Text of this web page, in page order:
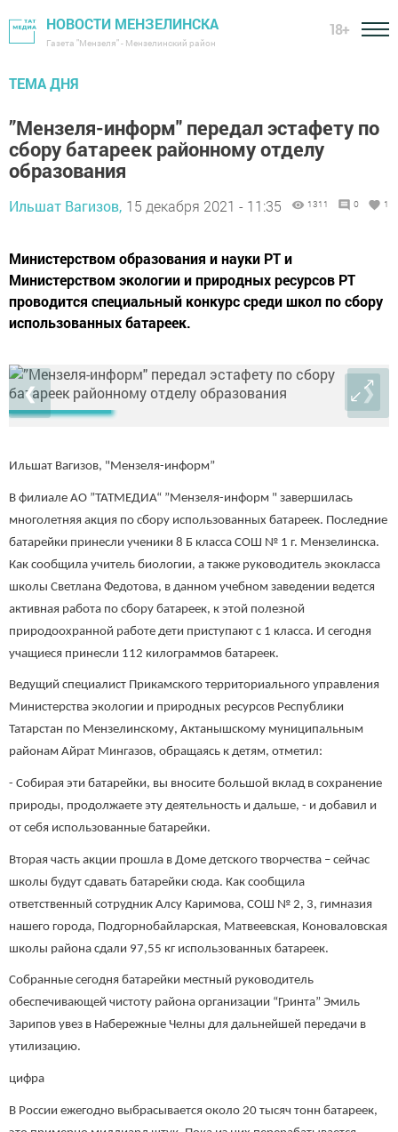
НОВОСТИ МЕНЗЕЛИНСКА
Газета "Мензеля" - Мензелинский район
18+
ТЕМА ДНЯ
”Мензеля-информ" передал эстафету по
сбору батареек районному отделу
образования
Ильшат Вагизов, 15 декабря 2021 - 11:35 1311 0 1
Министерством образования и науки РТ и
Министерством экологии и природных ресурсов РТ
проводится специальный конкурс среди школ по сбору
использованных батареек.
❮ ❯
Ильшат Вагизов, "Мензеля-информ”
В филиале АО ”ТАТМЕДИА“ ”Мензеля-информ " завершилась
многолетняя акция по сбору использованных батареек. Последние
батарейки принесли ученики 8 Б класса СОШ № 1 г. Мензелинска.
Как сообщила учитель биологии, а также руководитель экокласса
школы Светлана Федотова, в данном учебном заведении ведется
активная работа по сбору батареек, к этой полезной
природоохранной работе дети приступают с 1 класса. И сегодня
учащиеся принесли 112 килограммов батареек.
Ведущий специалист Прикамского территориального управления
Министерства экологии и природных ресурсов Республики
Татарстан по Мензелинскому, Актанышскому муниципальным
районам Айрат Мингазов, обращаясь к детям, отметил:
- Собирая эти батарейки, вы вносите большой вклад в сохранение
природы, продолжаете эту деятельность и дальше, - и добавил и
от себя использованные батарейки.
Вторая часть акции прошла в Доме детского творчества – сейчас
школы будут сдавать батарейки сюда. Как сообщила
ответственный сотрудник Алсу Каримова, СОШ № 2, 3, гимназия
нашего города, Подгорнобайларская, Матвеевская, Коноваловская
школы района сдали 97,55 кг использованных батареек.
Собранные сегодня батарейки местный руководитель
обеспечивающей чистоту района организации “Гринта” Эмиль
Зарипов увез в Набережные Челны для дальнейшей передачи в
утилизацию.
цифра
В России ежегодно выбрасывается около 20 тысяч тонн батареек,